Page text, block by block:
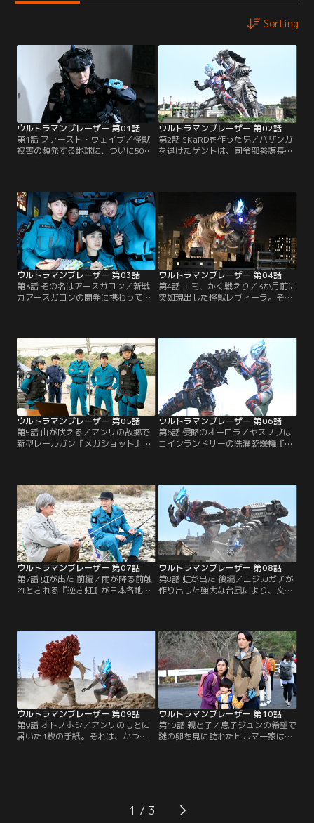
Sorting
ウルトラマンブレーザー 第01話
第1話 ファースト・ウェイブ／怪獣
被害の頻発する地球に、ついに50m
絶体絶命の危機に直面する。部下を
救うため単身飛び出したゲントの腕
に現れるブレーザーブレス。光に導
かれ、今、ウルトラマンへと変身す
る…！
ウルトラマンブレーザー 第02話
第2話 SKaRDを作った男／バザンガ
を退けたゲントは、司令部参謀長・
エミ、テルアキ、アンリ…合流した
のはひとくせもふたくせもある隊員
たち。そんな折に飛び込んでくるゲ
ードス現出の知らせ。人員も装備も
整っていない中、SKaRDの初任務が
始まろうと…。
ウルトラマンブレーザー 第03話
第3話 その名はアースガロン／新戦
力アースガロンの開発に携わってい
たなエネルギー源の貯蔵タンクが一
夜にして空になるという怪現象が、
世界各国で発生しているとの情報
が…。原因は怪獣であると踏んだ
SKaRDは、満を持してアースガロン
を戦場に投入する。
ウルトラマンブレーザー 第04話
第4話 エミ、かく戦えり／3か月前に
突如現出した怪獣レヴィーラ。その
あった。だが、謎多きこの怪獣とノ
ヴァイオ社との間には不可解な繋が
りが…。真相を探るべく、エミはノ
ヴァイオ社社長の曾根崎のもとで潜
入捜査を行う。
ウルトラマンブレーザー 第05話
第5話 山が吠える／アンリの故郷で
新型レールガン『メガショット』の
祠が撤去されたことにより、地元に
伝わる守り神・ドルゴが目覚めてし
まうと言って演習中止を訴えるミズ
ホだが、アンリは信じることができ
ない。しかし演習中に大きな地動が
あり…？！
ウルトラマンブレーザー 第06話
第6話 侵略のオーロラ／ヤスノブは
コインランドリーの洗濯乾燥機『ク
ラ光線』で機械を操ることができ、
世間で頻発する自動車や飛行機の暴
走事故を引き起こした張本人であっ
た。さらに『オーロラ光線』をアー
スガロンに照射済みだった！それを
知ったヤスノブは…。
ウルトラマンブレーザー 第07話
第7話 虹が出た 前編／雨が降る前触
れとされる『逆さ虹』が日本各地で
で横峯から、ときに恵みの雨をもた
らし、ときに荒神となりすべてを奪
い去るという神のような存在、ニジ
カガチについて語られる。その時、
ゲントのもとに巨大怪獣現出の知ら
せが届く。
ウルトラマンブレーザー 第08話
第8話 虹が出た 後編／ニジカガチが
作り出した強大な台風により、文明
を決めるゲント。そして、今回の首
謀者である横峯のもとへは、彼を心
から尊敬していたテルアキが説得に
向かう。
ウルトラマンブレーザー 第09話
第9話 オトノホシ／アンリのもとに
届いた1枚の手紙。それは、かつて
謎の音波により行動をコントロール
されていると気づいたアンリは、そ
ウルトラマンブレーザー 第10話
第10話 親と子／息子ジュンの希望で
謎の卵を見に訪れたヒルマ一家は、
ベビーデマーガ誕生の瞬間に遭遇す
守るデマーガを複雑な心境で見つめ
るゲントの左腕に突如ブレーザーブ
1